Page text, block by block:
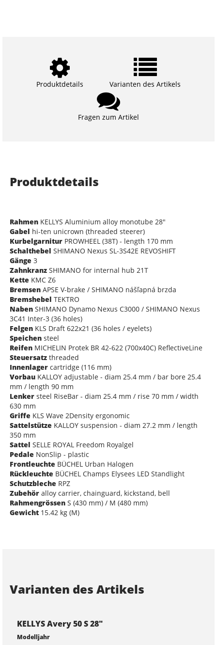
Produktdetails Varianten des Artikels
Fragen zum Artikel
Produktdetails
Rahmen KELLYS Aluminium alloy monotube 28"
Gabel hi-ten unicrown (threaded steerer)
Kurbelgarnitur PROWHEEL (38T) - length 170 mm
Schalthebel SHIMANO Nexus SL-3S42E REVOSHIFT
Gänge 3
Zahnkranz SHIMANO for internal hub 21T
Kette KMC Z6
Bremsen APSE V-brake / SHIMANO nášľapná brzda
Bremshebel TEKTRO
Naben SHIMANO Dynamo Nexus C3000 / SHIMANO Nexus
3C41 Inter-3 (36 holes)
Felgen KLS Draft 622x21 (36 holes / eyelets)
Speichen steel
Reifen MICHELIN Protek BR 42-622 (700x40C) ReflectiveLine
Steuersatz threaded
Innenlager cartridge (116 mm)
Vorbau KALLOY adjustable - diam 25.4 mm / bar bore 25.4
mm / length 90 mm
Lenker steel RiseBar - diam 25.4 mm / rise 70 mm / width
630 mm
Griffe KLS Wave 2Density ergonomic
Sattelstütze KALLOY suspension - diam 27.2 mm / length
350 mm
Sattel SELLE ROYAL Freedom Royalgel
Pedale NonSlip - plastic
Frontleuchte BÜCHEL Urban Halogen
Rückleuchte BÜCHEL Champs Elysees LED Standlight
Schutzbleche RPZ
Zubehör alloy carrier, chainguard, kickstand, bell
Rahmengrössen S (430 mm) / M (480 mm)
Gewicht 15.42 kg (M)
Varianten des Artikels
KELLYS Avery 50 S 28"
Modelljahr